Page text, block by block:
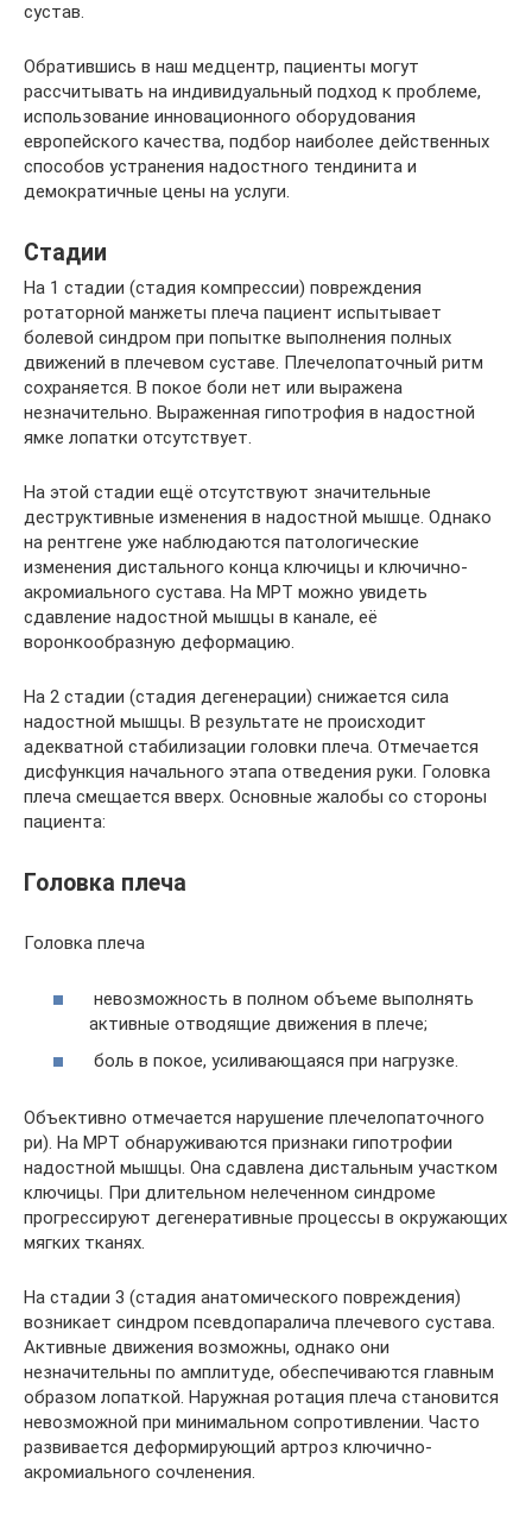
сустав.
Обратившись в наш медцентр, пациенты могут
рассчитывать на индивидуальный подход к проблеме,
использование инновационного оборудования
европейского качества, подбор наиболее действенных
способов устранения надостного тендинита и
демократичные цены на услуги.
Стадии
На 1 стадии (стадия компрессии) повреждения
ротаторной манжеты плеча пациент испытывает
болевой синдром при попытке выполнения полных
движений в плечевом суставе. Плечелопаточный ритм
сохраняется. В покое боли нет или выражена
незначительно. Выраженная гипотрофия в надостной
ямке лопатки отсутствует.
На этой стадии ещё отсутствуют значительные
деструктивные изменения в надостной мышце. Однако
на рентгене уже наблюдаются патологические
изменения дистального конца ключицы и ключично-
акромиального сустава. На МРТ можно увидеть
сдавление надостной мышцы в канале, её
воронкообразную деформацию.
На 2 стадии (стадия дегенерации) снижается сила
надостной мышцы. В результате не происходит
адекватной стабилизации головки плеча. Отмечается
дисфункция начального этапа отведения руки. Головка
плеча смещается вверх. Основные жалобы со стороны
пациента:
Головка плеча
Головка плеча
невозможность в полном объеме выполнять
активные отводящие движения в плече;
боль в покое, усиливающаяся при нагрузке.
Объективно отмечается нарушение плечелопаточного
ри). На МРТ обнаруживаются признаки гипотрофии
надостной мышцы. Она сдавлена дистальным участком
ключицы. При длительном нелеченном синдроме
прогрессируют дегенеративные процессы в окружающих
мягких тканях.
На стадии 3 (стадия анатомического повреждения)
возникает синдром псевдопаралича плечевого сустава.
Активные движения возможны, однако они
незначительны по амплитуде, обеспечиваются главным
образом лопаткой. Наружная ротация плеча становится
невозможной при минимальном сопротивлении. Часто
развивается деформирующий артроз ключично-
акромиального сочленения.